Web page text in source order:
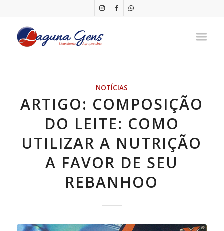
NOTÍCIAS
ARTIGO: COMPOSIÇÃO
DO LEITE: COMO
UTILIZAR A NUTRIÇÃO
A FAVOR DE SEU
REBANHOO